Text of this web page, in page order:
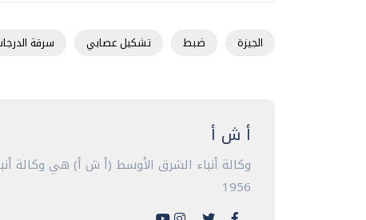
الجيزة ضبط تشكيل عصابي سرقة
أ ش أ
وكالة أنباء الشرق الأوسط (أ ش أ) هي وكالة
1956